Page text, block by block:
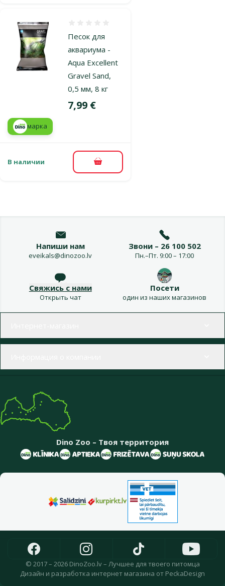
Песок для
аквариума -
Aqua Excellent
Gravel Sand,
0,5 мм, 8 кг
Цена
7,99 €
марка
В наличии В корзину
Напиши нам
eveikals@dinozoo.lv
Звони – 26 100 502
Пн.–Пт. 9:00 – 17:00
Свяжись с нами
Открыть чат
Посети
один из наших магазинов
Dino Zoo – Твоя территория
© 2017 – 2026 DinoZoo.lv – Лучшее для твоего питомца
Дизайн и разработка интернет магазина от PeckaDesign